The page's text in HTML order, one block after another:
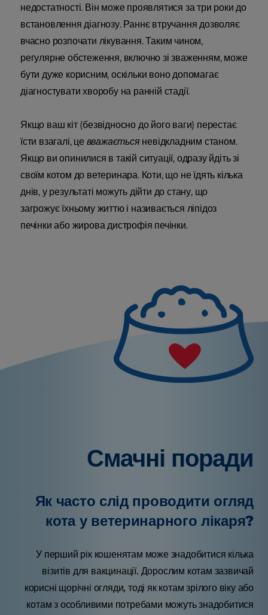
недостатності. Він може проявлятися за три роки до
встановлення діагнозу. Раннє втручання дозволяє
вчасно розпочати лікування. Таким чином,
регулярне обстеження, включно зі зваженням, може
бути дуже корисним, оскільки воно допомагає
діагностувати хворобу на ранній стадії.
Якщо ваш кіт (безвідносно до його ваги) перестає
їсти взагалі, це вважається невідкладним станом.
Якщо ви опинилися в такій ситуації, одразу йдіть зі
своїм котом до ветеринара. Коти, що не їдять кілька
днів, у результаті можуть дійти до стану, що
загрожує їхньому життю і називається ліпідоз
печінки або жирова дистрофія печінки.
Смачні поради
Як часто слід проводити огляд
кота у ветеринарного лікаря?
У перший рік кошенятам може знадобитися кілька
візитів для вакцинації. Дорослим котам зазвичай
корисні щорічні огляди, тоді як котам зрілого віку або
котам з особливими потребами можуть знадобитися